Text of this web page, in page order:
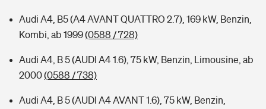
Audi A4, B5 (A4 AVANT QUATTRO 2.7), 169 kW, Benzin,
Kombi, ab 1999(0588 / 728)
Audi A4, B 5 (AUDI A4 1.6), 75 kW, Benzin, Limousine, ab
2000(0588 / 738)
Audi A4, B 5 (AUDI A4 AVANT 1.6), 75 kW, Benzin,